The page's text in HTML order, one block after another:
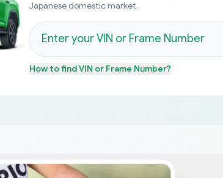
Japanese domestic market.
How to findVIN or Frame Number?